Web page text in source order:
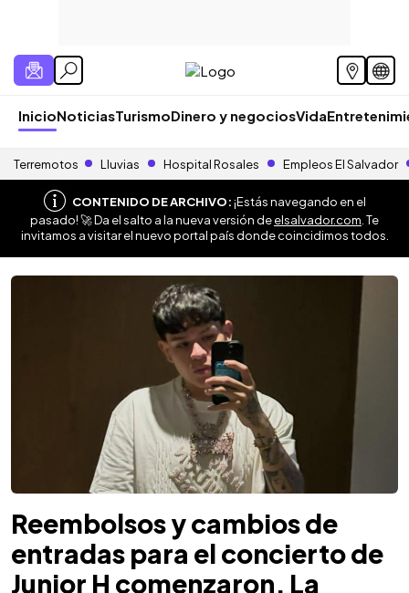
InicioNoticiasTurismoDinero y negociosVida
Terremotos Lluvias Hospital Rosales Empleos El Salvador
CONTENIDO DE ARCHIVO:¡Estás navegando en el
pasado! 🚀 Da el salto a la nueva versión deelsalvador.com . Te
invitamos a visitar el nuevo portal país donde coincidimos todos.
Reembolsos y cambios de
entradas para el concierto de
Junior H comenzaron, La